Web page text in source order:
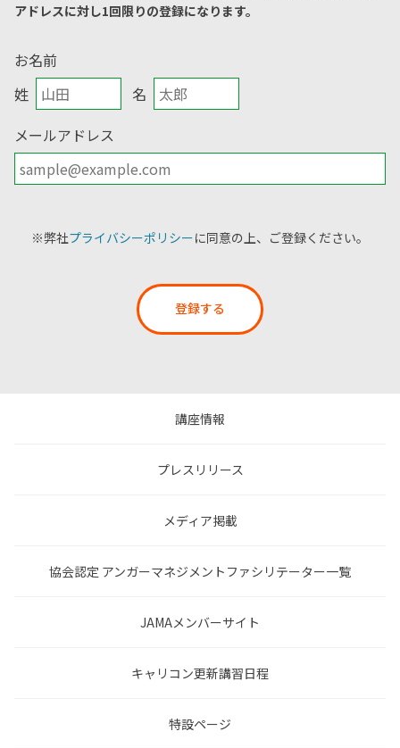
アドレスに対し1回限りの登録になります。
お名前
姓
名
メールアドレス
※弊社プライバシーポリシーに同意の上、ご登録ください。
登録する
講座情報
プレスリリース
メディア掲載
協会認定 アンガーマネジメントファシリテーター一覧
JAMAメンバーサイト
キャリコン更新講習日程
特設ページ